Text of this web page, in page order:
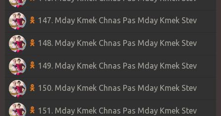
147. Mday Kmek Chnas Pas Mday Kmek Stev
148. Mday Kmek Chnas Pas Mday Kmek Stev
149. Mday Kmek Chnas Pas Mday Kmek Stev
150. Mday Kmek Chnas Pas Mday Kmek Stev
151. Mday Kmek Chnas Pas Mday Kmek Stev